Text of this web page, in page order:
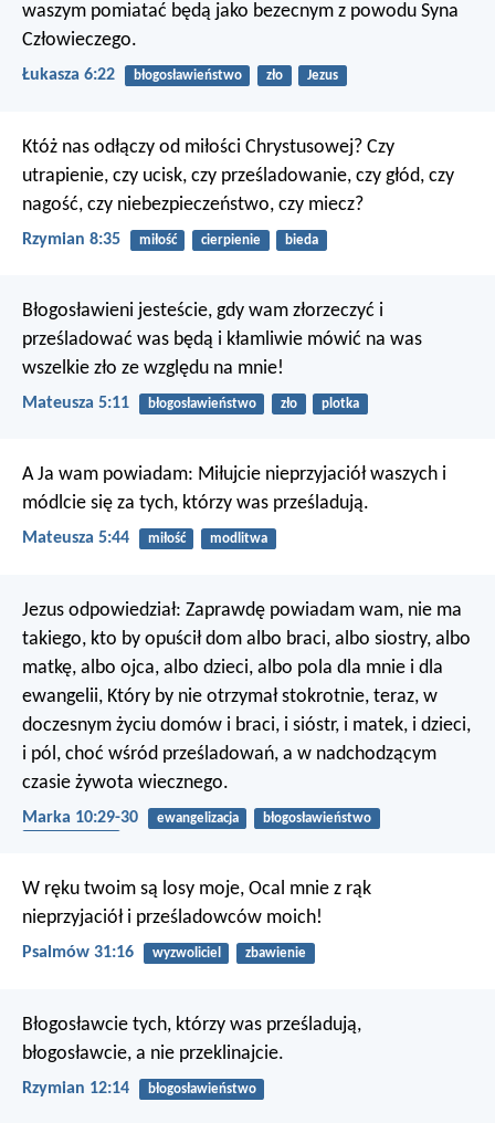
waszym pomiatać będą jako bezecnym z powodu Syna
Człowieczego.
Łukasza 6:22 błogosławieństwo zło Jezus
Któż nas odłączy od miłości Chrystusowej? Czy
utrapienie, czy ucisk, czy prześladowanie, czy głód, czy
nagość, czy niebezpieczeństwo, czy miecz?
Rzymian 8:35 miłość cierpienie bieda
Błogosławieni jesteście, gdy wam złorzeczyć i
prześladować was będą i kłamliwie mówić na was
wszelkie zło ze względu na mnie!
Mateusza 5:11 błogosławieństwo zło plotka
A Ja wam powiadam: Miłujcie nieprzyjaciół waszych i
módlcie się za tych, którzy was prześladują.
Mateusza 5:44 miłość modlitwa
Jezus odpowiedział: Zaprawdę powiadam wam, nie ma
takiego, kto by opuścił dom albo braci, albo siostry, albo
matkę, albo ojca, albo dzieci, albo pola dla mnie i dla
ewangelii, Który by nie otrzymał stokrotnie, teraz, w
doczesnym życiu domów i braci, i sióstr, i matek, i dzieci,
i pól, choć wśród prześladowań, a w nadchodzącym
czasie żywota wiecznego.
Marka 10:29-30 ewangelizacja
błogosławieństwo
W ręku twoim są losy moje, Ocal mnie z rąk
nieprzyjaciół i prześladowców moich!
Psalmów 31:16 wyzwoliciel zbawienie
Błogosławcie tych, którzy was prześladują,
błogosławcie, a nie przeklinajcie.
Rzymian 12:14 błogosławieństwo